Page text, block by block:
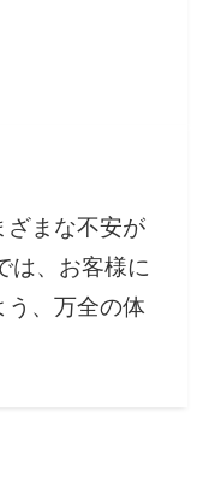
ざまな不安が
は、お客様に
う、万全の体